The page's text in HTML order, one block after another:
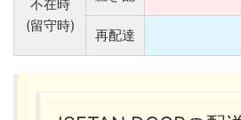
不在時
(留守時)
再配達